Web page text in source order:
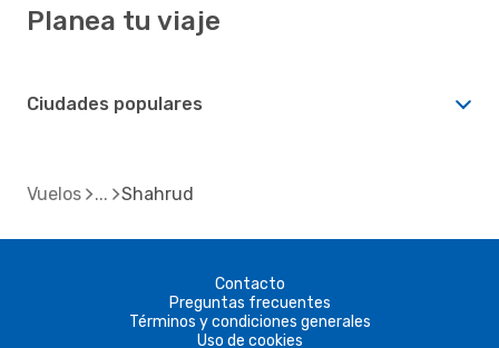
Planea tu viaje
Ciudades populares
Vuelos Shahrud
Contacto
Preguntas frecuentes
Términos y condiciones generales
Uso de cookies